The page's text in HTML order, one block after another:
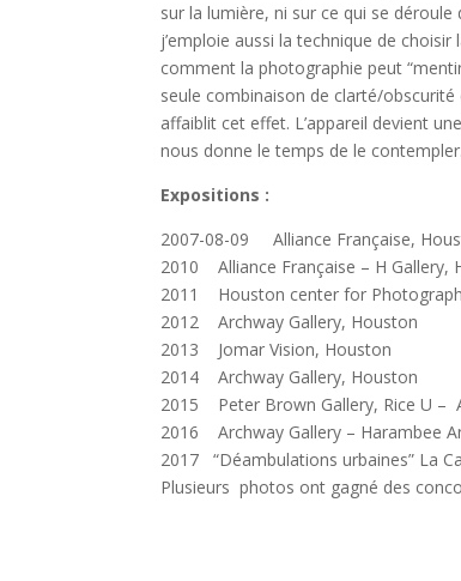
sur la lumière, ni sur ce qui se déroule
j’emploie aussi la technique de
comment la photographie peut
seule combinaison de clarté/
affaiblit cet effet. L’appareil devient
nous donne le temps de le
Expositions :
2007-08-09 Alliance Française,
2010
Alliance Française – H Gallery,
2011 Houston center for
2012 Archway Gallery, Houston
2013 Jomar Vision, Houston
2014 Archway Gallery, Houston
2015 Peter Brown Gallery, Rice U –
2016 Archway Gallery – Harambee
2017 “Déambulations urbaines” La
Plusieurs photos ont gagné des